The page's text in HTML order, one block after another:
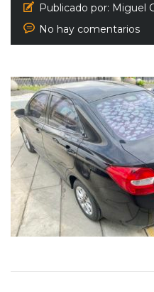
Publicado por: Miguel
No hay comentarios